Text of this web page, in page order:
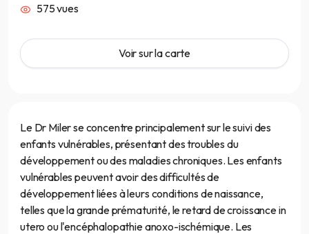
575 vues
Voir sur la carte
Le Dr Miler se concentre principalement sur le suivi des
enfants vulnérables, présentant des troubles du
développement ou des maladies chroniques. Les enfants
vulnérables peuvent avoir des difficultés de
développement liées à leurs conditions de naissance,
telles que la grande prématurité, le retard de croissance in
utero ou l'encéphalopathie anoxo-ischémique. Les